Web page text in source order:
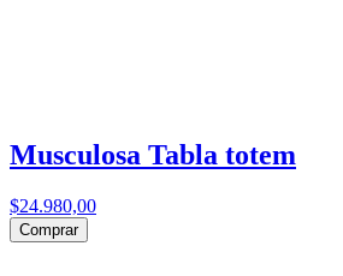
Musculosa Tabla totem
$24.980,00
Comprar